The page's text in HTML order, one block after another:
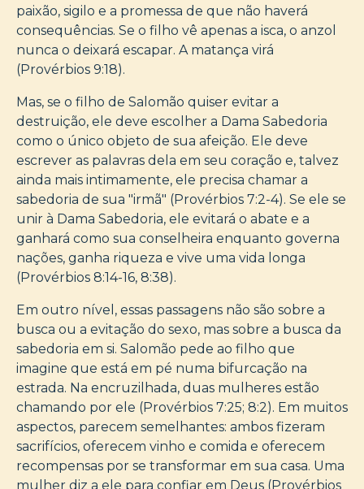
paixão, sigilo e a promessa de que não haverá
consequências. Se o filho vê apenas a isca, o anzol
nunca o deixará escapar. A matança virá
(Provérbios 9:18).
Mas, se o filho de Salomão quiser evitar a
destruição, ele deve escolher a Dama Sabedoria
como o único objeto de sua afeição. Ele deve
escrever as palavras dela em seu coração e, talvez
ainda mais intimamente, ele precisa chamar a
sabedoria de sua "irmã" (Provérbios 7:2-4). Se ele se
unir à Dama Sabedoria, ele evitará o abate e a
ganhará como sua conselheira enquanto governa
nações, ganha riqueza e vive uma vida longa
(Provérbios 8:14-16, 8:38).
Em outro nível, essas passagens não são sobre a
busca ou a evitação do sexo, mas sobre a busca da
sabedoria em si. Salomão pede ao filho que
imagine que está em pé numa bifurcação na
estrada. Na encruzilhada, duas mulheres estão
chamando por ele (Provérbios 7:25; 8:2). Em muitos
aspectos, parecem semelhantes: ambos fizeram
sacrifícios, oferecem vinho e comida e oferecem
recompensas por se transformar em sua casa. Uma
mulher diz a ele para confiar em Deus (Provérbios